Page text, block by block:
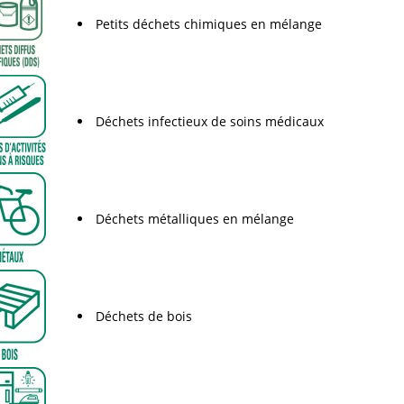
Petits déchets chimiques en mélange
Déchets infectieux de soins médicaux
Déchets métalliques en mélange
Déchets de bois